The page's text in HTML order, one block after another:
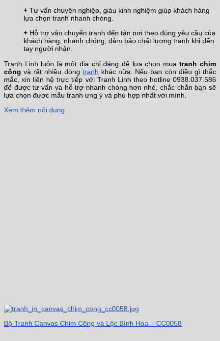
+ Tư vấn chuyên nghiệp, giàu kinh nghiệm giúp khách hàng
lựa chọn tranh nhanh chóng.
+ Hỗ trợ vận chuyển tranh đến tận nơi theo đúng yêu cầu của
khách hàng, nhanh chóng, đảm bảo chất lượng tranh khi đến
tay người nhận.
Tranh Linh luôn là một địa chỉ đáng để lựa chọn muatranh chim
công và rất nhiều dòng tranh khác nữa. Nếu bạn còn điều gì thắc
mắc, xin liên hệ trực tiếp với Tranh Linh theo hotline 0938.037.586
để được tư vấn và hỗ trợ nhanh chóng hơn nhé, chắc chắn bạn sẽ
lựa chọn được mẫu tranh ưng ý và phù hợp nhất với mình.
Xem thêm nội dung
Bộ Tranh Canvas Chim Công và Lộc Bình Hoa – CC0058